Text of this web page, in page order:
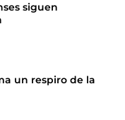
siguen
un respiro de la